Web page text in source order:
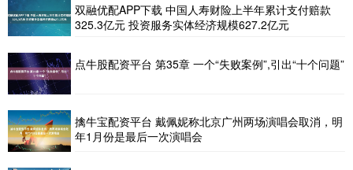
双融优配APP下载 中国人寿财险上半年累计支付赔款
325.3亿元 投资服务实体经济规模627.2亿元
点牛股配资平台 第35章 一个“失败案例”,引出“十个问题”
擒牛宝配资平台 戴佩妮称北京广州两场演唱会取消，明
年1月份是最后一次演唱会